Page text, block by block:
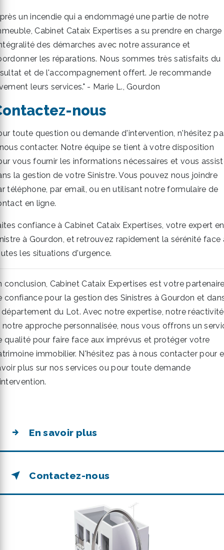
un incendie qui a endommagé une partie de notre
Cabinet Cataix Expertises a su prendre en charge
des démarches avec notre assurance et
les réparations. Nous sommes très satisfaits du
et de l'accompagnement offert. Je recommande
leurs services." - Marie L., Gourdon
nous
toute question ou demande d'intervention, n'hésitez
contacter. Notre équipe se tient à votre disposition
vous fournir les informations nécessaires et vous
la gestion de votre Sinistre. Vous pouvez nous joindre
téléphone, par email, ou en utilisant notre formulaire de
en ligne.
confiance à Cabinet Cataix Expertises, votre expert en
à Gourdon, et retrouvez rapidement la sérénité face
les situations d'urgence.
conclusion, Cabinet Cataix Expertises est votre
confiance pour la gestion des Sinistres à Gourdon et
département du Lot. Avec notre expertise, notre réactivité
notre approche personnalisée, nous vous offrons un
qualité pour faire face aux imprévus et protéger votre
immobilier. N'hésitez pas à nous contacter pour
plus sur nos services ou pour toute demande
En savoir plus
Contactez-nous